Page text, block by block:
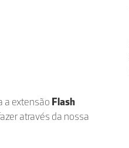
a extensão Flash
através da nossa